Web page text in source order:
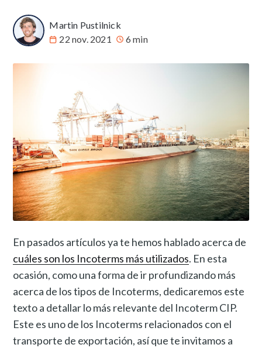
Martin Pustilnick
22 nov. 2021
6 min
En pasados artículos ya te hemos hablado acerca de
cuáles son los Incoterms más utilizados. En esta
ocasión, como una forma de ir profundizando más
acerca de los tipos de Incoterms, dedicaremos este
texto a detallar lo más relevante del Incoterm CIP.
Este es uno de los Incoterms relacionados con el
transporte de exportación, así que te invitamos a